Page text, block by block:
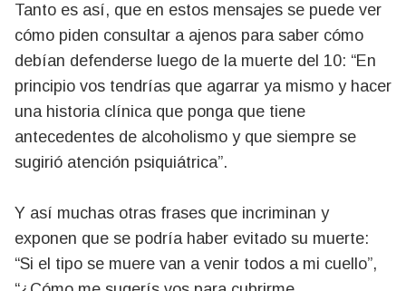
Tanto es así, que en estos mensajes se puede ver
cómo piden consultar a ajenos para saber cómo
debían defenderse luego de la muerte del 10: “En
principio vos tendrías que agarrar ya mismo y hacer
una historia clínica que ponga que tiene
antecedentes de alcoholismo y que siempre se
sugirió atención psiquiátrica”.
Y así muchas otras frases que incriminan y
exponen que se podría haber evitado su muerte:
“Si el tipo se muere van a venir todos a mi cuello”,